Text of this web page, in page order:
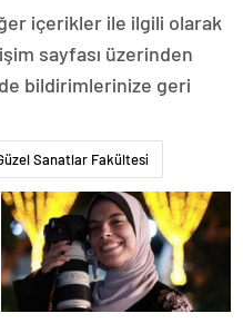
içerikler ile ilgili olarak
sayfası üzerinden
bildirimlerinize geri
Sanatlar Fakültesi